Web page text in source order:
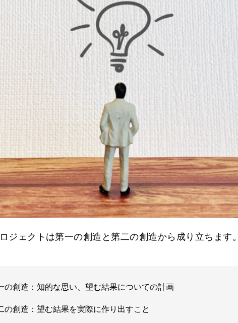
ジェクトは第一の創造と第二の創造から成り立ちます。
の創造：知的な思い、望む結果についての計画
の創造：望む結果を実際に作り出すこと